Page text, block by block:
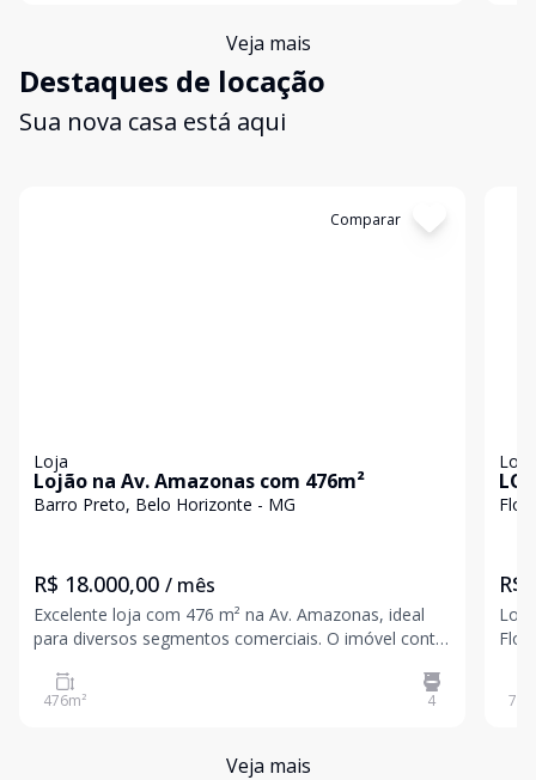
Veja mais
Destaques de locação
Sua nova casa está aqui
Comparar
Loja
Lojão na Av. Amazonas com 476m²
Barro Preto, Belo Horizonte - MG
R$ 18.000,00 / mês
Excelente loja com 476 m² na Av. Amazonas, ideal
para diversos segmentos comerciais. O imóvel conta
praticidade e segurança. Possui um amplo salão
principal, 2 banheiros e excelente espaço para
476m² 4
Loja
R$
70
Veja mais